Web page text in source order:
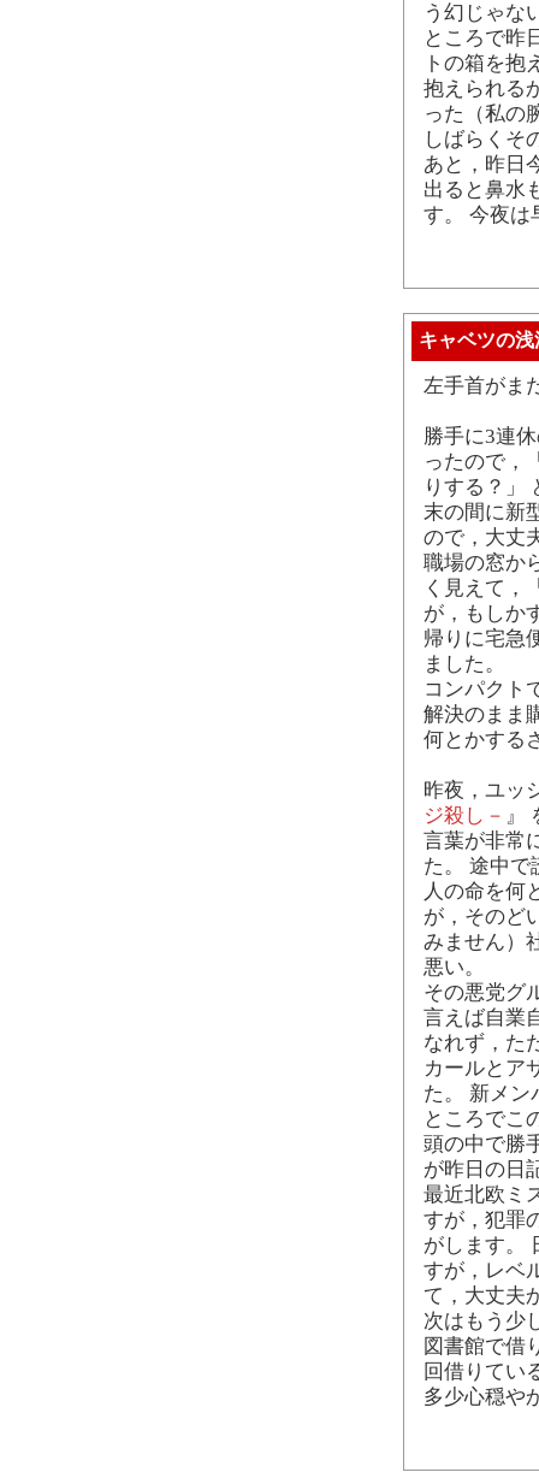
う幻じゃな
ところで昨
トの箱を抱
抱えられる
った（私の
しばらくそ
あと，昨日
出ると鼻水
す。 今夜は
キャベツの浅
左手首がま
勝手に3連
ったので，
りする？」
末の間に新
ので，大丈
職場の窓か
く見えて，
が，もしか
帰りに宅急
ました。
コンパクト
解決のまま
何とかする
昨夜，ユッ
ジ殺し－ 』
言葉が非常
た。 途中で
人の命を何
が，そのど
みません）
悪い。
その悪党グ
言えば自業
なれず，た
カールとア
た。 新メン
ところでこ
頭の中で勝
が昨日の日
最近北欧ミ
すが，犯罪
がします。
すが，レベ
て，大丈夫
次はもう少
図書館で借
回借りてい
多少心穏や